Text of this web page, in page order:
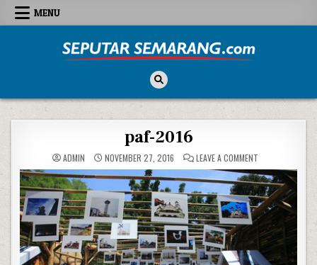
Skip to content
MENU
paf-2016
ADMIN NOVEMBER 27, 2016 LEAVE A COMMENTON PAF-2016